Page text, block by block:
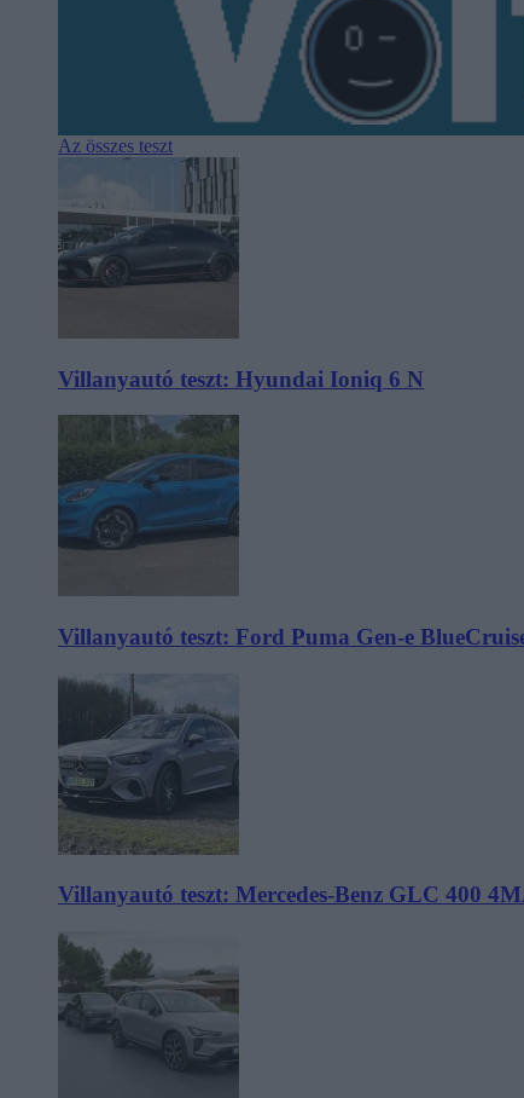
Az összes teszt
Villanyautó teszt: Hyundai Ioniq 6 N
Villanyautó teszt: Ford Puma Gen-e
Villanyautó teszt: Mercedes-Benz GLC 400